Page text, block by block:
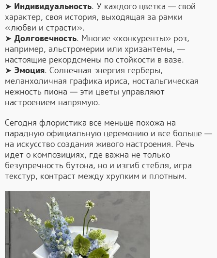
➤ Индивидуальность. У каждого цветка — свой
характер, своя история, выходящая за рамки
«любви и страсти».
➤ Долговечность. Многие «конкуренты» роз,
например, альстромерии или хризантемы, —
настоящие рекордсмены по стойкости в вазе.
➤ Эмоция. Солнечная энергия герберы,
меланхоличная графика ириса, ностальгическая
нежность пиона — эти цветы управляют
настроением напрямую.
Сегодня флористика все меньше похожа на
парадную официальную церемонию и все больше —
на искусство создания живого настроения. Речь
идет о композициях, где важна не только
безупречность бутона, но и изгиб стебля, игра
текстур, контраст между хрупким и плотным.